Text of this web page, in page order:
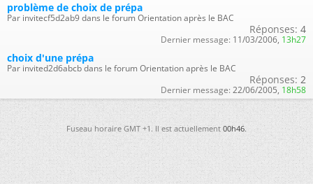
problème de choix de prépa
Par invitecf5d2ab9 dans le forum Orientation après le BAC
Réponses: 4
Dernier message: 11/03/2006, 13h27
choix d'une prépa
Par invited2d6abcb dans le forum Orientation après le BAC
Réponses: 2
Dernier message: 22/06/2005, 18h58
Fuseau horaire GMT +1. Il est actuellement00h46.